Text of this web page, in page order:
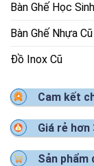
Bàn Ghế Học
Bàn Ghế Nhựa Cũ
Đồ Inox Cũ
Cam kết
Giá rẻ hơn
Sản phẩm